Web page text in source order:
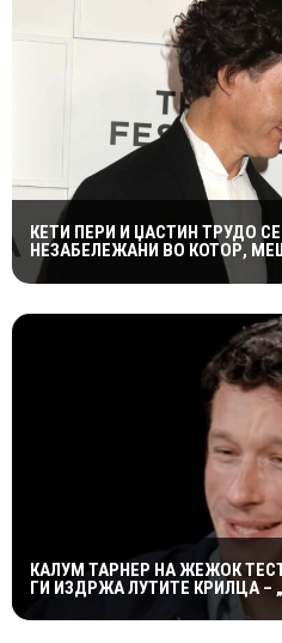
КЕТИ ПЕРИ И ЏАСТИН ТРУДО
НЕЗАБЕЛЕЖАНИ ВО КОТОР,
РЕАКЦИИ: „НИКОЈ НЕ БИ ГИ
КАЛУМ ТАРНЕР НА ЖЕЖОК
ГИ ИЗДРЖА ЛУТИТЕ КРИЛЦА –